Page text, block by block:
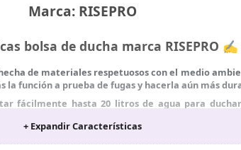
Marca: RISEPRO
bolsa de ducha marca RISEPRO ✍
de materiales respetuosos con el medio
función a prueba de fugas y hacerla aún más
fácilmente hasta 20 litros de agua para
ofrece un interruptor de encendido/apagado
+ Expandir Características